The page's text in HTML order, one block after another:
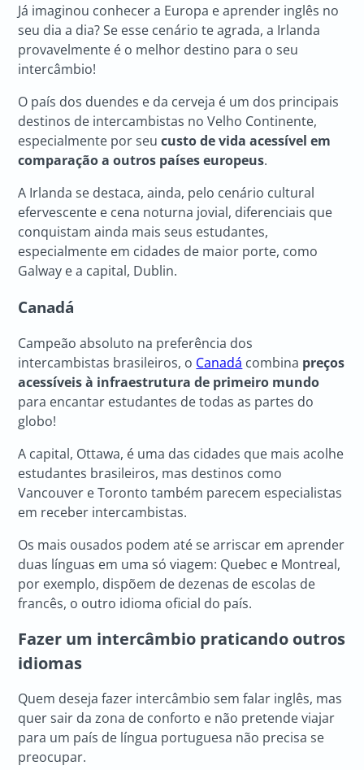
Já imaginou conhecer a Europa e aprender inglês no
seu dia a dia? Se esse cenário te agrada, a Irlanda
provavelmente é o melhor destino para o seu
intercâmbio!
O país dos duendes e da cerveja é um dos principais
destinos de intercambistas no Velho Continente,
especialmente por seucusto de vida acessível em
comparação a outros países europeus.
A Irlanda se destaca, ainda, pelo cenário cultural
efervescente e cena noturna jovial, diferenciais que
conquistam ainda mais seus estudantes,
especialmente em cidades de maior porte, como
Galway e a capital, Dublin.
Canadá
Campeão absoluto na preferência dos
intercambistas brasileiros, o Canadá combina preços
acessíveis à infraestrutura de primeiro mundo
para encantar estudantes de todas as partes do
globo!
A capital, Ottawa, é uma das cidades que mais acolhe
estudantes brasileiros, mas destinos como
Vancouver e Toronto também parecem especialistas
em receber intercambistas.
Os mais ousados podem até se arriscar em aprender
duas línguas em uma só viagem: Quebec e Montreal,
por exemplo, dispõem de dezenas de escolas de
francês, o outro idioma oficial do país.
Fazer um intercâmbio praticando outros
idiomas
Quem deseja fazer intercâmbio sem falar inglês, mas
quer sair da zona de conforto e não pretende viajar
para um país de língua portuguesa não precisa se
preocupar.